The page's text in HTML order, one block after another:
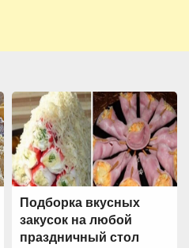
Подборка вкусных
закусок на любой
праздничный стол